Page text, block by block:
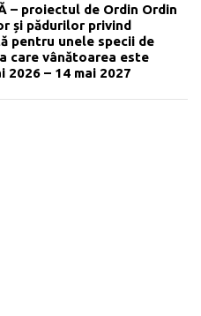
– proiectul de Ordin Ordin
și pădurilor privind
pentru unele specii de
care vânătoarea este
2026 – 14 mai 2027